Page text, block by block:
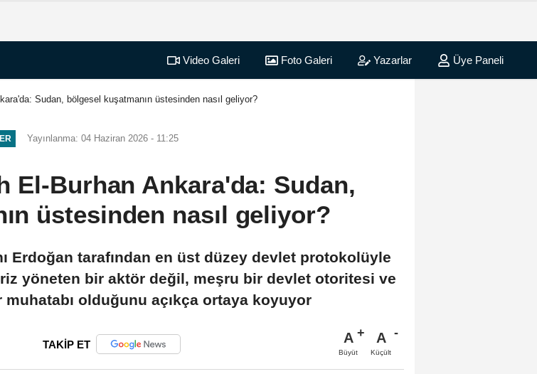
Video Galeri Foto Galeri Yazarlar Üye Paneli
Sudan, bölgesel kuşatmanın üstesinden nasıl geliyor?
Yayınlanma: 04 Haziran 2026 - 11:25
El-Burhan Ankara'da: Sudan,
üstesinden nasıl geliyor?
Erdoğan tarafından en üst düzey devlet protokolüyle
kriz yöneten bir aktör değil, meşru bir devlet otoritesi ve
olduğunu açıkça ortaya koyuyor
TAKİP ET A
Büyüt
A
Küçült